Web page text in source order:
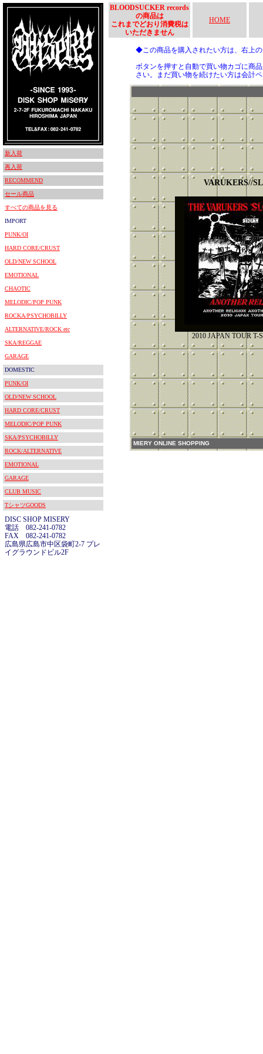
新入荷
再入荷
RECOMMEND
セール商品
すべての商品を見る
IMPORT
PUNK/OI
HARD CORE/CRUST
OLD/NEW SCHOOL
EMOTIONAL
CHAOTIC
MELODIC/POP PUNK
ROCKA/PSYCHOBILLY
ALTERNATIVE/ROCK etc
SKA/REGGAE
GARAGE
DOMESTIC
PUNK/OI
OLD/NEW SCHOOL
HARD CORE/CRUST
MELODIC/POP PUNK
SKA/PSYCHOBILLY
ROCK/ALTERNATIVE
EMOTIONAL
GARAGE
CLUB MUSIC
TシャツGOODS
DISC SHOP MISERY
電話 082-241-0782
FAX 082-241-0782
広島県広島市中区袋町2-7 プレ
イグラウンドビル2F
BLOODSUCKER records
の商品は
これまでどおり消費税は
いただきません
HOME
◆この商品を購入されたい方は、右上
ボタンを押すと自動で買い物カゴに商
さい。まだ買い物を続けたい方は会計
VARUKERS//
2010 JAPAN TOUR T-
MIERY ONLINE SHOPPING